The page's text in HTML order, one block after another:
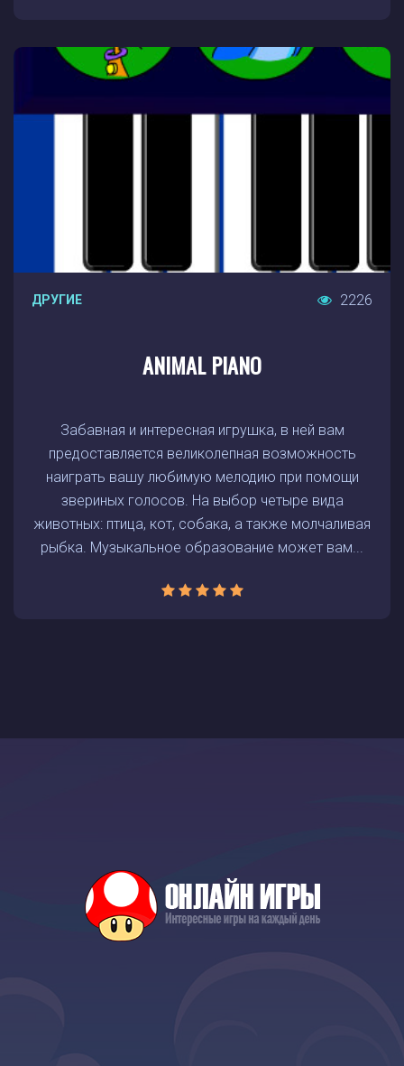
ДРУГИЕ 2226
ANIMAL PIANO
Забавная и интересная игрушка, в ней вам
предоставляется великолепная возможность
наиграть вашу любимую мелодию при помощи
звериных голосов. На выбор четыре вида
животных: птица, кот, собака, а также молчаливая
рыбка. Музыкальное образование может вам...